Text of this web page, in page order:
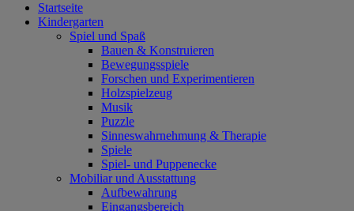
Startseite
Kindergarten
Spiel und Spaß
Bauen & Konstruieren
Bewegungsspiele
Forschen und Experimentieren
Holzspielzeug
Musik
Puzzle
Sinneswahrnehmung & Therapie
Spiele
Spiel- und Puppenecke
Mobiliar und Ausstattung
Aufbewahrung
Eingangsbereich